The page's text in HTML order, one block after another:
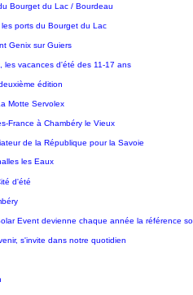
Bourget du Lac / Bourdeau
ports du Bourget du Lac
Genix sur Guiers
les vacances d'été des 11-17 ans
édition
Motte Servolex
France à Chambéry le Vieux
de la République pour la Savoie
les Eaux
d'été
Event devienne chaque année la référence
s'invite dans notre quotidien